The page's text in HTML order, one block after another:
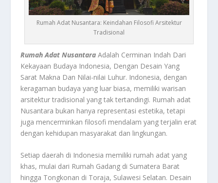
Rumah Adat Nusantara: Keindahan Filosofi Arsitektur
Tradisional
Rumah Adat Nusantara Adalah Cerminan Indah Dari
Kekayaan Budaya Indonesia, Dengan Desain Yang
Sarat Makna Dan Nilai-nilai Luhur. Indonesia, dengan
keragaman budaya yang luar biasa, memiliki warisan
arsitektur tradisional yang tak tertandingi. Rumah adat
Nusantara bukan hanya representasi estetika, tetapi
juga mencerminkan filosofi mendalam yang terjalin erat
dengan kehidupan masyarakat dan lingkungan.
Setiap daerah di Indonesia memiliki rumah adat yang
khas, mulai dari Rumah Gadang di Sumatera Barat
hingga Tongkonan di Toraja, Sulawesi Selatan. Desain